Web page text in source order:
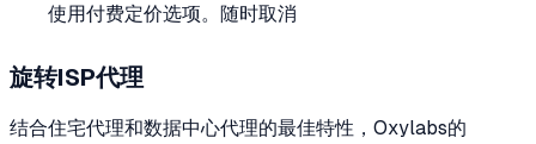
使用付费定价选项。随时取消
旋转ISP代理
结合住宅代理和数据中心代理的最佳特性，Oxylabs的